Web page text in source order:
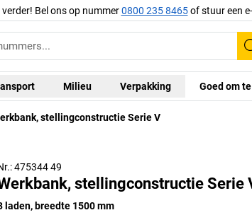
Bel ons op nummer0800 235 8465of stuur een
Milieu Verpakking Goed om
stellingconstructie Serie V
475344 49
stellingconstructie Serie
laden, breedte 1500 mm
plaat, 40 mm dik, slijtvaste en antistatische
ABS-rand, gedurende een korte periode bestand tegen